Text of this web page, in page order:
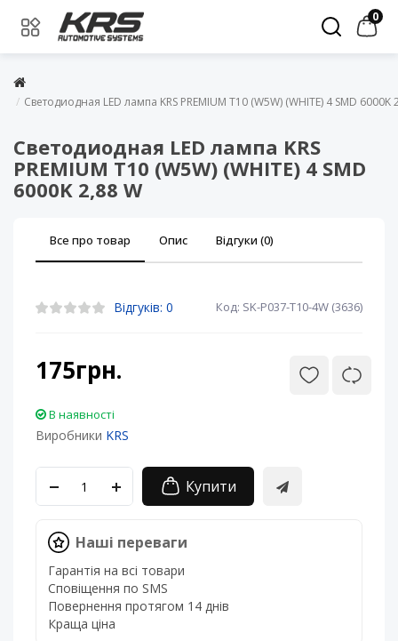
0
Светодиодная LED лампа KRS PREMIUM T10 (W5W) (WHITE) 4 SMD 6000K
Светодиодная LED лампа KRS
PREMIUM T10 (W5W) (WHITE) 4 SMD
6000K 2,88 W
Все про товар Опис Відгуки (0)
Відгуків: 0 Код: SK-P037-T10-4W (3636)
175грн.
В наявності
Виробники KRS
Купити
Наші переваги
Гарантія на всі товари
Сповіщення по SMS
Повернення протягом 14 днів
Краща ціна